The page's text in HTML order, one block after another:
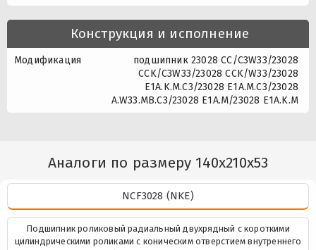
Конструкция и исполнение
Модификация
подшипник 23028 CC/C3W33/23028
CCK/C3W33/23028 CCK/W33/23028
E1A.K.M.C3/23028 E1A.M.C3/23028
A.W33.MB.C3/23028 E1A.M/23028 E1A.K.M
Аналоги по размеру 140x210x53
NCF3028 (NKE)
Подшипник роликовый радиальный двухрядный с короткими
цилиндрическими роликами с коническим отверстием внутреннего